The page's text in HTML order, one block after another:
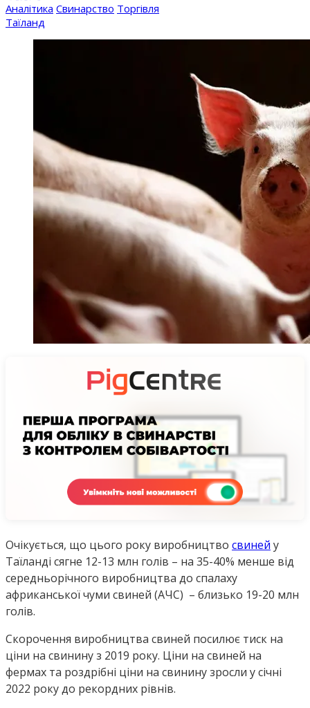
Аналітика Свинарство Торгівля
Таїланд
Очікується, що цього року виробництво свиней у
Таїланді сягне 12-13 млн голів – на 35-40% менше від
середньорічного виробництва до спалаху
африканської чуми свиней (АЧС) – близько 19-20 млн
голів.
Cкорочення виробництва свиней посилює тиск на
ціни на свинину з 2019 року. Ціни на свиней на
фермах та роздрібні ціни на свинину зросли у січні
2022 року до рекордних рівнів.